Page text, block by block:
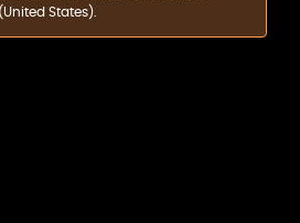
States).